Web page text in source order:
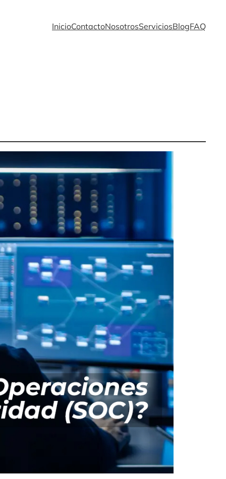
InicioContactoNosotrosServiciosBlogFAQ